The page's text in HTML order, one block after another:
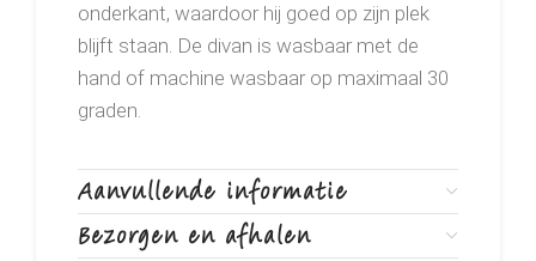
onderkant, waardoor hij goed op zijn plek
blijft staan. De divan is wasbaar met de
hand of machine wasbaar op maximaal 30
graden.
Aanvullende informatie
Bezorgen en afhalen